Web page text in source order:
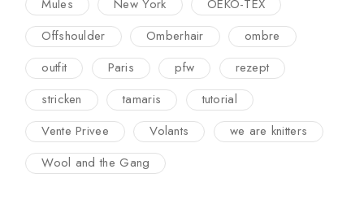
Mules
New York
OEKO-TEX
Offshoulder
Omberhair
ombre
outfit
Paris pfw
rezept
stricken
tamaris
tutorial
Vente Privee
Volants
we are knitters
Wool and the Gang